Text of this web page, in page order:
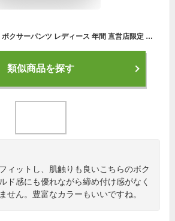
グンゼ ボディワイルド ボクサーパンツ レディース 年間 直営店限定 立体成型 ショーツ 下着 ボクサーショーツ ボックスショーツ ボーイレングス 1分丈 カモフラ 迷彩 GUNZE BODY WILD bh2762q-00097 M-L GUNZE13
類似商品を探す
ィットし、肌触りも良いこちらのボク
ド感にも優れながら締め付け感がなく
せん。豊富なカラーもいいですね。